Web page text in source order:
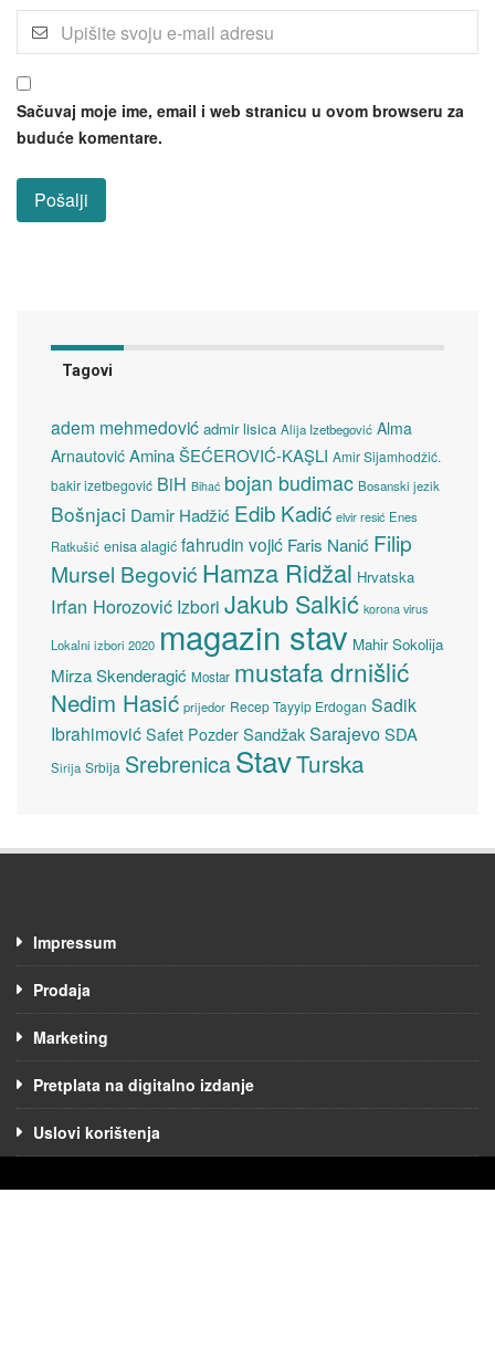
Sačuvaj moje ime, email i web stranicu u ovom browseru za
buduće komentare.
Tagovi
adem mehmedović admir lisica Alija Izetbegović Alma
Arnautović Amina ŠEĆEROVIĆ-KAŞLI Amir Sijamhodžić.
bakir izetbegović BiH Bihać bojan budimac Bosanski jezik
Bošnjaci Damir Hadžić Edib Kadić elvir resić Enes
Ratkušić enisa alagić fahrudin vojić Faris Nanić Filip
Mursel Begović Hamza Ridžal Hrvatska
Irfan Horozović Izbori Jakub Salkić korona virus
Lokalni izbori 2020 magazin stav Mahir Sokolija
Mirza Skenderagić Mostar mustafa drnišlić
Nedim Hasić prijedor Recep Tayyip Erdogan Sadik
Ibrahimović Safet Pozder SandžakSarajevoSDA
Sirija Srbija SrebrenicaStavTurska
Impressum
Prodaja
Marketing
Pretplata na digitalno izdanje
Uslovi korištenja